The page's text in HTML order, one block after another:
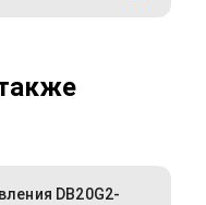
DB20G2-